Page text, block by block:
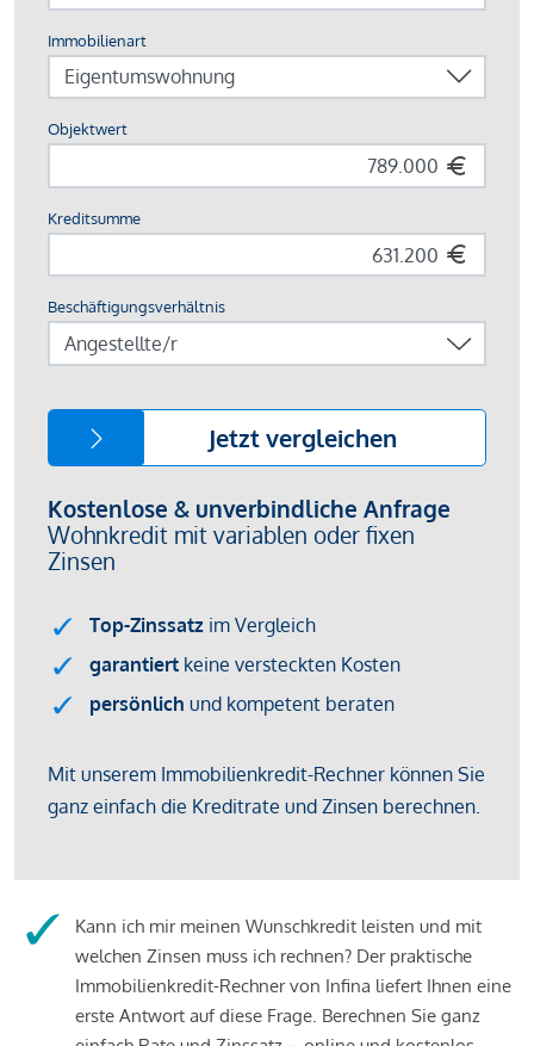
Kann ich mir meinen Wunschkredit leisten und mit
welchen Zinsen muss ich rechnen? Der praktische
Immobilienkredit-Rechner von Infina liefert Ihnen eine
erste Antwort auf diese Frage. Berechnen Sie ganz